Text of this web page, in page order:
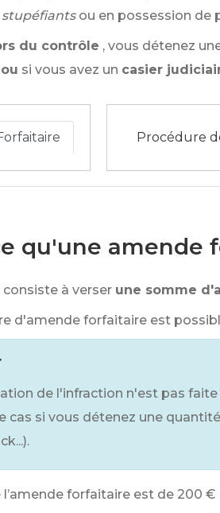
stupéfiants ou en possession de
du contrôle , vous détenez
ou si vous avez un casier
Procédure
qu'une amende
à verser une somme
d'amende forfaitaire est
de l'infraction n'est pas faite
cas si vous détenez une
forfaitaire est de 200 €